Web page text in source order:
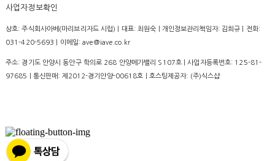
사업자정보확인
상호: 주식회사아베(마리브리자드 시럽) | 대표: 최원숙 | 개인정보관리책임자: 김희규 | 전화:
031-420-5693 | 이메일: ave@iave.co.kr
주소: 경기도 안양시 동안구 학의로 268 안양메가밸리 S107호 | 사업자등록번호: 125-81-
97685
| 통신판매: 제2012-경기안양-00618호 | 호스팅제공자: (주)식스샵